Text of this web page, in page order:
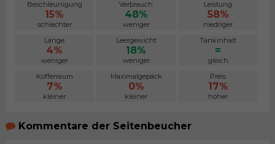
Beschleunigung
15%
schlechter
Verbrauch
48%
weniger
Leistung
58%
niedriger
Länge
4%
weniger
Leergewicht
18%
weniger
Tankinhalt
=
gleich
Kofferraum
7%
kleiner
Maximalgepäck
0%
kleiner
Preis
17%
höher
Kommentare der Seitenbeucher